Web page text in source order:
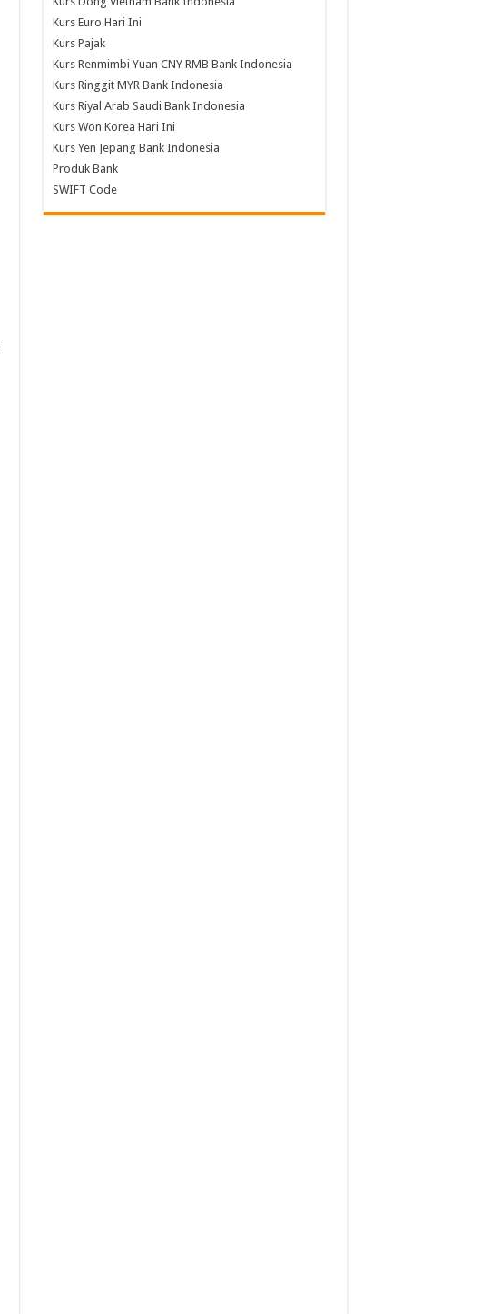
Kurs Euro Hari Ini
Kurs Pajak
Kurs Renmimbi Yuan CNY RMB Bank Indonesia
Kurs Ringgit MYR Bank Indonesia
Kurs Riyal Arab Saudi Bank Indonesia
Kurs Won Korea Hari Ini
Kurs Yen Jepang Bank Indonesia
Produk Bank
SWIFT Code